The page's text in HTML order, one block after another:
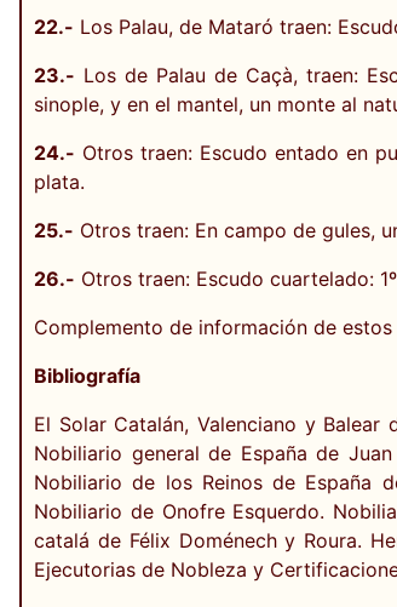
22.- Los Palau, de Mataró traen:
23.- Los de Palau de Caçà, traen:
sinople, y en el mantel, un monte al
24.- Otros traen: Escudo entado en
plata.
25.- Otros traen: En campo de gules,
26.- Otros traen: Escudo cuartelado:
Complemento de información de
Bibliografía
El Solar Catalán, Valenciano y
Nobiliario general de España de
Nobiliario de los Reinos de España
Nobiliario de Onofre Esquerdo.
catalá de Félix Doménech y Roura.
Ejecutorias de Nobleza y